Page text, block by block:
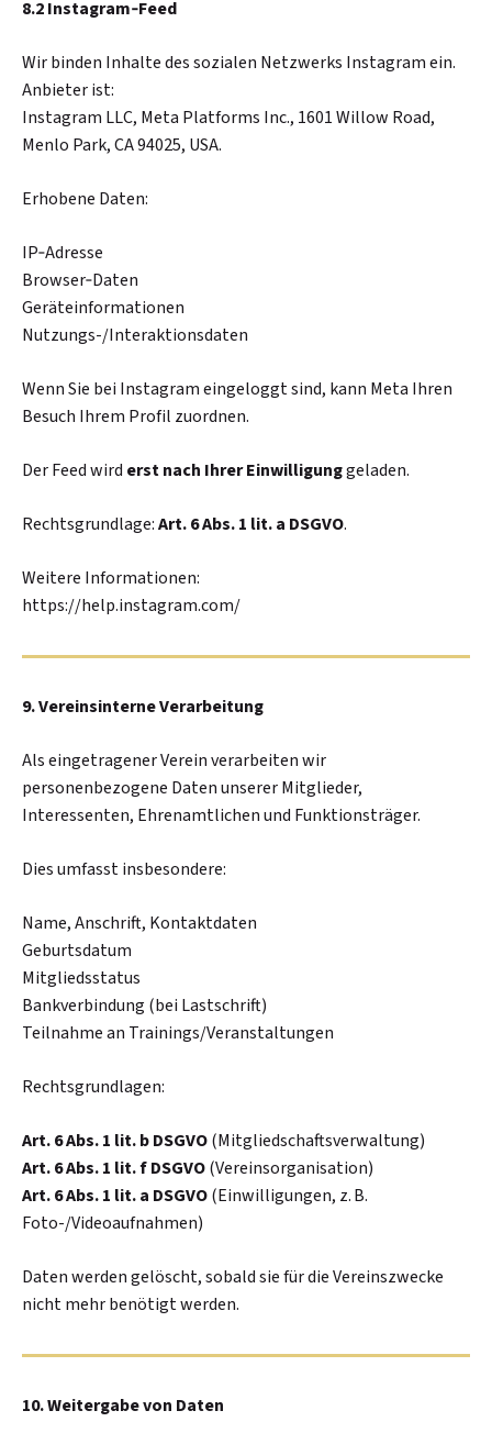
8.2 Instagram‑Feed
Wir binden Inhalte des sozialen Netzwerks Instagram ein.
Anbieter ist:
Instagram LLC, Meta Platforms Inc., 1601 Willow Road,
Menlo Park, CA 94025, USA.
Erhobene Daten:
IP‑Adresse
Browser‑Daten
Geräteinformationen
Nutzungs-/Interaktionsdaten
Wenn Sie bei Instagram eingeloggt sind, kann Meta Ihren
Besuch Ihrem Profil zuordnen.
Der Feed wird erst nach Ihrer Einwilligunggeladen.
Rechtsgrundlage:Art. 6 Abs. 1 lit. a DSGVO.
Weitere Informationen:
https://help.instagram.com/
9. Vereinsinterne Verarbeitung
Als eingetragener Verein verarbeiten wir
personenbezogene Daten unserer Mitglieder,
Interessenten, Ehrenamtlichen und Funktionsträger.
Dies umfasst insbesondere:
Name, Anschrift, Kontaktdaten
Geburtsdatum
Mitgliedsstatus
Bankverbindung (bei Lastschrift)
Teilnahme an Trainings/Veranstaltungen
Rechtsgrundlagen:
Art. 6 Abs. 1 lit. b DSGVO(Mitgliedschaftsverwaltung)
Art. 6 Abs. 1 lit. f DSGVO(Vereinsorganisation)
Art. 6 Abs. 1 lit. a DSGVO(Einwilligungen, z. B.
Foto-/Videoaufnahmen)
Daten werden gelöscht, sobald sie für die Vereinszwecke
nicht mehr benötigt werden.
10. Weitergabe von Daten